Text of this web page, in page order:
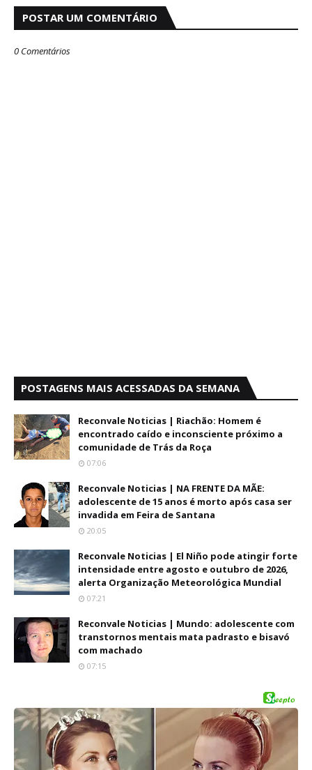
POSTAR UM COMENTÁRIO
0 Comentários
POSTAGENS MAIS ACESSADAS DA SEMANA
Reconvale Noticias | Riachão: Homem é
encontrado caído e inconsciente próximo a
comunidade de Trás da Roça
07:06
Reconvale Noticias | NA FRENTE DA MÃE:
adolescente de 15 anos é morto após casa ser
invadida em Feira de Santana
20:05
Reconvale Noticias | El Niño pode atingir forte
intensidade entre agosto e outubro de 2026,
alerta Organização Meteorológica Mundial
07:21
Reconvale Noticias | Mundo: adolescente com
transtornos mentais mata padrasto e bisavó
com machado
07:15